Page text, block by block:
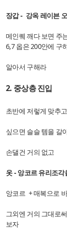
장갑 - 강옥 레이븐
메인퀘 깨다 보면 주
6,7 옵은 200안에 구
알아서 구해라
2. 중상층 진입
초반에 저렇게 맞추
싶으면 슬슬 템을 갈
손댈건 거의 없고
옷 - 앙코르 유리조각
앙코르 + 매복으로
그외엔 거의 그대로
보자